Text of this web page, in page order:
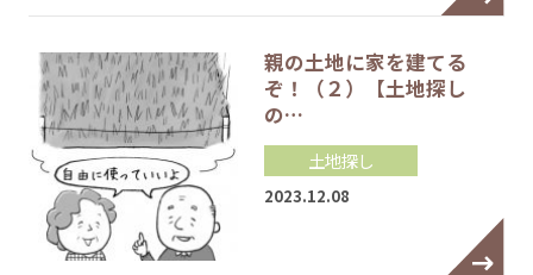
親の土地に家を建てる
ぞ！（２）【土地探し
の…
土地探し
2023.12.08